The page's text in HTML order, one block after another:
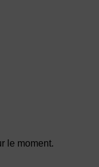
le moment.